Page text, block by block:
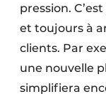
pression.
et toujours à
clients. Par
une nouvelle
simplifiera